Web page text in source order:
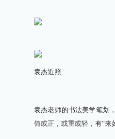
袁杰近照
袁杰老师的书法美学笔划
倚或正，或重或轻，有“来